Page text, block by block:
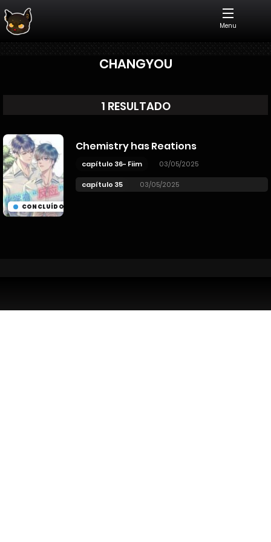
Menu
CHANGYOU
1 RESULTADO
CONCLUÍDO
Chemistry has Reations
capítulo 36- Fiim 03/05/2025
capítulo 35 03/05/2025